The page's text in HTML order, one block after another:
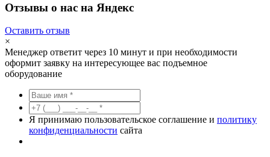
Отзывы о нас на Яндекс
Оставить отзыв
×
Менеджер ответит через 10 минут и при необходимости
оформит заявку на интересующее вас подъемное
оборудование
Я принимаю пользовательское соглашение и политику
конфиденциальности сайта